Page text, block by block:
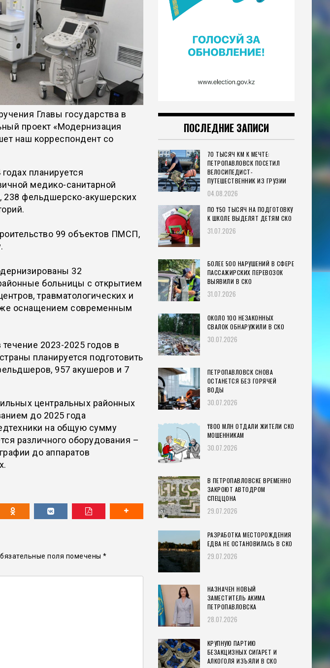
Главы государства в
проект «Модернизация
наш корреспондент со
планируется
медико-санитарной
фельдшерско-акушерских
99 объектов ПМСП,
32
больницы с открытием
травматологических и
оснащением современным
2023-2025 годов в
планируется подготовить
957 акушеров и 7
центральных районных
до 2025 года
на общую сумму
различного оборудования –
до аппаратов
поля помечены *
ПОСЛЕДНИЕ ЗАПИСИ
70 ТЫСЯЧ КМ К МЕЧТЕ:
ПЕТРОПАВЛОВСК ПОСЕТИЛ
ВЕЛОСИПЕДИСТ-
ПУТЕШЕСТВЕННИК ИЗ ГРУЗИИ
04.08.2026
ПО ₸50 ТЫСЯЧ НА ПОДГОТОВКУ
К ШКОЛЕ ВЫДЕЛЯТ ДЕТЯМ СКО
31.07.2026
БОЛЕЕ 500 НАРУШЕНИЙ В СФЕРЕ
ПАССАЖИРСКИХ ПЕРЕВОЗОК
ВЫЯВИЛИ В СКО
31.07.2026
ОКОЛО 100 НЕЗАКОННЫХ
СВАЛОК ОБНАРУЖИЛИ В СКО
30.07.2026
ПЕТРОПАВЛОВСК СНОВА
ОСТАНЕТСЯ БЕЗ ГОРЯЧЕЙ
ВОДЫ
30.07.2026
₸800 МЛН ОТДАЛИ ЖИТЕЛИ СКО
МОШЕННИКАМ
30.07.2026
В ПЕТРОПАВЛОВСКЕ ВРЕМЕННО
ЗАКРОЮТ АВТОДРОМ
СПЕЦЦОНА
29.07.2026
РАЗРАБОТКА МЕСТОРОЖДЕНИЯ
ЕДВА НЕ ОСТАНОВИЛАСЬ В СКО
29.07.2026
НАЗНАЧЕН НОВЫЙ
ЗАМЕСТИТЕЛЬ АКИМА
ПЕТРОПАВЛОВСКА
28.07.2026
КРУПНУЮ ПАРТИЮ
БЕЗАКЦИЗНЫХ СИГАРЕТ И
АЛКОГОЛЯ ИЗЪЯЛИ В СКО